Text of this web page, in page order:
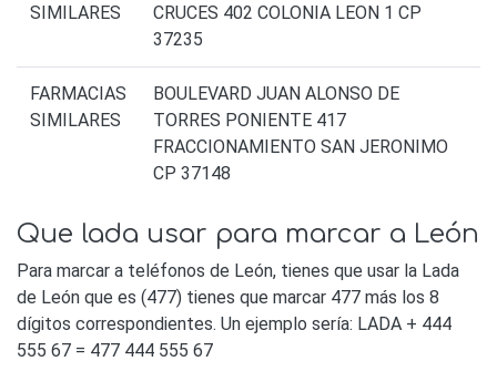
SIMILARES
CRUCES 402 COLONIA LEON 1 CP
37235
FARMACIAS
SIMILARES
BOULEVARD JUAN ALONSO DE
TORRES PONIENTE 417
FRACCIONAMIENTO SAN JERONIMO
CP 37148
Que lada usar para marcar a León
Para marcar a teléfonos de León, tienes que usar la Lada
de León que es (477) tienes que marcar 477 más los 8
dígitos correspondientes. Un ejemplo sería: LADA + 444
555 67 = 477 444 555 67